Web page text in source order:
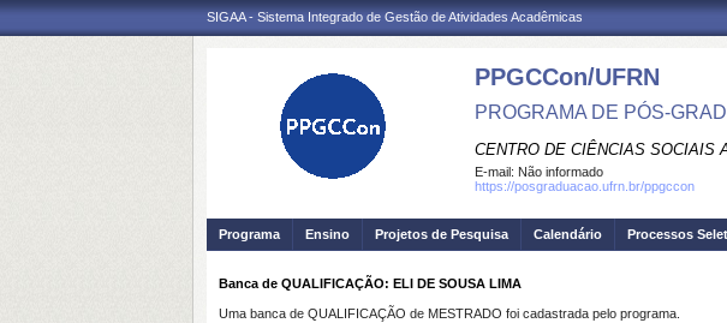
SIGAA - Sistema Integrado de Gestão de Atividades Acadêmicas
PPGCCon/UFRN
PROGRAMA DE PÓS-
CENTRO DE CIÊNCIAS SOCIAIS
E-mail: Não informado
https://posgraduacao.ufrn.br/ppgccon
Programa Ensino Projetos de Pesquisa Calendário Processos
Banca de QUALIFICAÇÃO: ELI DE SOUSA LIMA
Uma banca de QUALIFICAÇÃO de MESTRADO foi cadastrada pelo programa.